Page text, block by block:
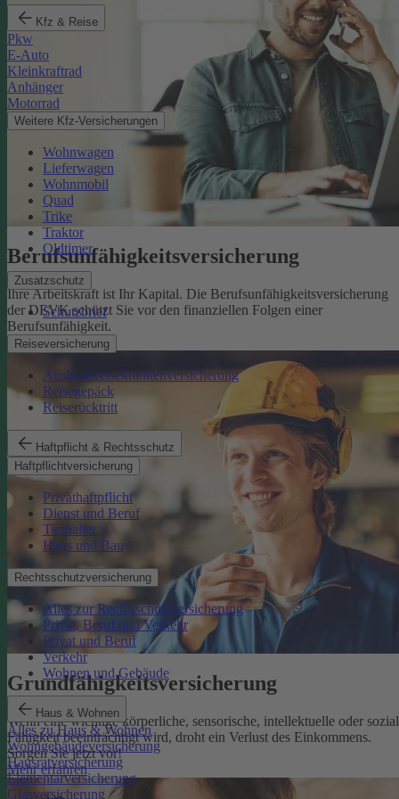
Kfz & Reise
Pkw
E-Auto
Kleinkraftrad
Anhänger
Motorrad
Weitere Kfz-Versicherungen
Wohnwagen
Lieferwagen
Wohnmobil
Quad
Trike
Traktor
Oldtimer
Zusatzschutz
Schutzbrief
Reiseversicherung
Auslandsreisekrankenversicherung
Reisegepäck
Reiserücktritt
Haftpflicht & Rechtsschutz
Haftpflichtversicherung
Privathaftpflicht
Dienst und Beruf
Tierhalter
Haus und Bau
Rechtsschutzversicherung
Alles zur Rechtsschutzversicherung
Privat, Beruf und Verkehr
Privat und Beruf
Verkehr
Wohnen und Gebäude
Haus & Wohnen
Alles zu Haus & Wohnen
Wohngebäudeversicherung
Hausratversicherung
Elementarversicherung
Glasversicherung
Berufsunfähigkeits­versicherung
Ihre Arbeitskraft ist Ihr Kapital. Die Berufsunfähigkeitsversicherung
der DEVK schützt Sie vor den finanziellen Folgen einer
Berufsunfähigkeit.
Mehr erfahren
Grundfähigkeits­versicherung
Wenn eine wichtige körperliche, sensorische, intellektuelle oder
Fähigkeit beeinträchtigt wird, droht ein Verlust des Einkommens.
Sorgen Sie jetzt vor!
Mehr erfahren